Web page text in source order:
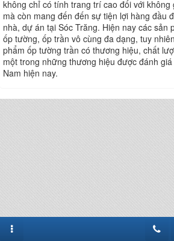
không chỉ có tính trang trí cao đối với
mà còn mang đến đến sự tiện lợi hàng đầu
nhà, dự án tại Sóc Trăng. Hiện nay các sản
ốp tường, ốp trần vô cùng đa dạng, tuy
phẩm ốp tường trần có thương hiệu, chất
một trong những thương hiệu được đánh
Nam hiện nay.